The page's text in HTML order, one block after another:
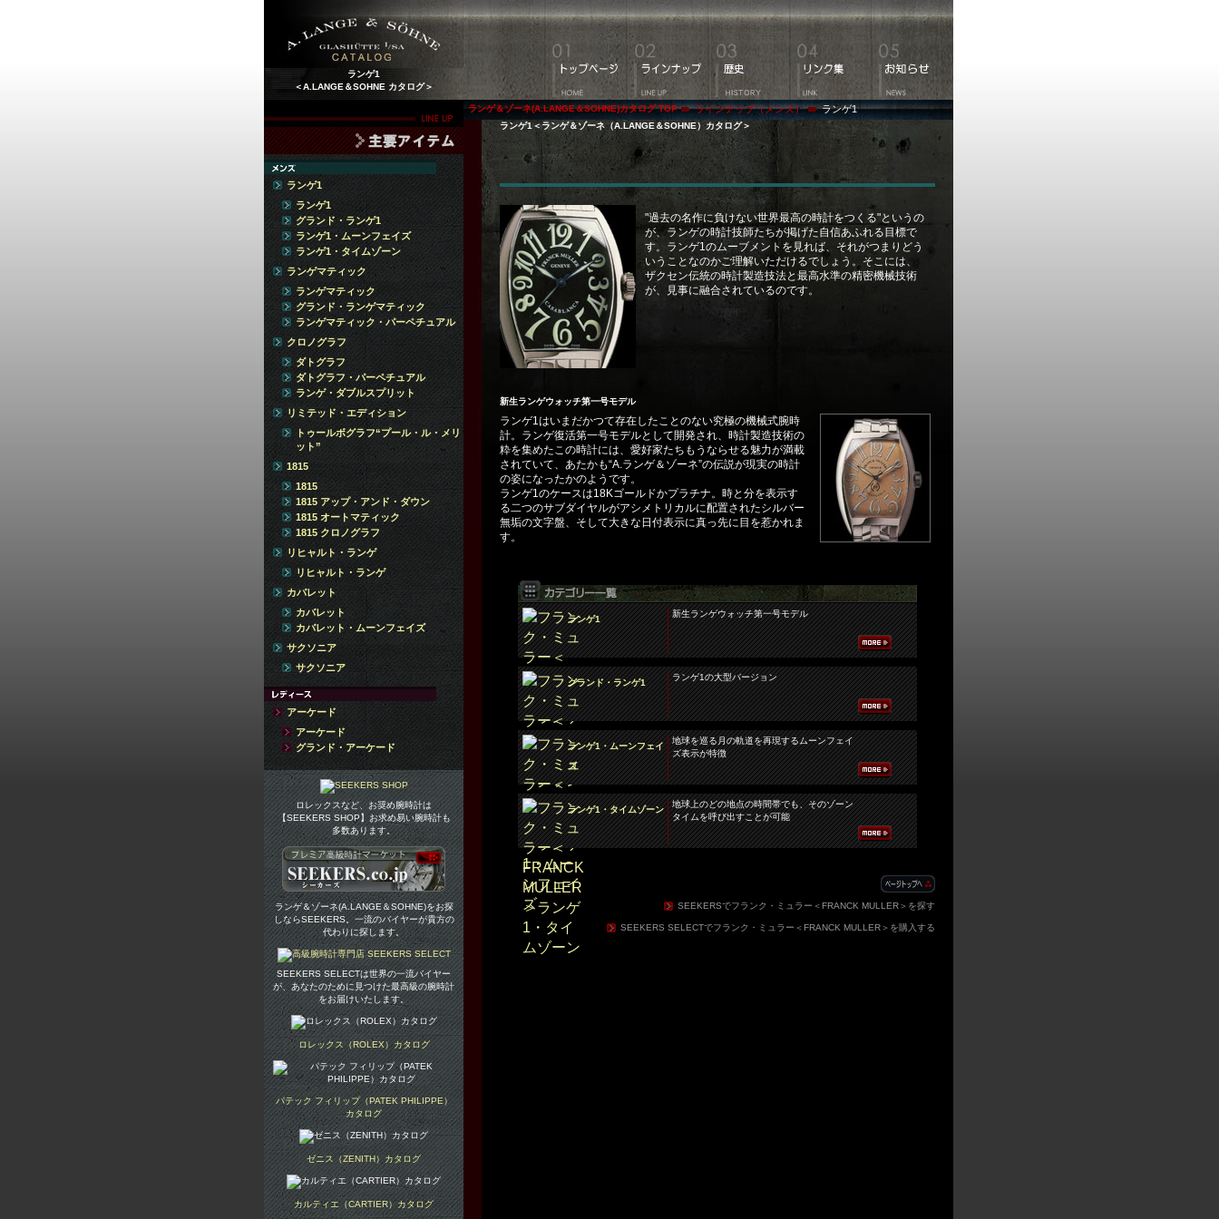
ランゲ1
＜A.LANGE＆SOHNE カタログ＞
ランゲ＆ゾーネ(A.LANGE＆SOHNE)カタログ TOP ラインナップ（メンズ） ランゲ1
ランゲ1＜ランゲ＆ゾーネ（A.LANGE＆SOHNE）カタログ＞
"過去の名作に負けない世界最高の時計をつくる"というの
が、ランゲの時計技師たちが掲げた自信あふれる目標で
す。ランゲ1のムーブメントを見れば、それがつまりどう
いうことなのかご理解いただけるでしょう。そこには、
ザクセン伝統の時計製造技法と最高水準の精密機械技術
が、見事に融合されているのです。
新生ランゲウォッチ第一号モデル
ランゲ1はいまだかつて存在したことのない究極の機械式腕時
計。ランゲ復活第一号モデルとして開発され、時計製造技術の
粋を集めたこの時計には、愛好家たちもうならせる魅力が満載
されていて、あたかも“A.ランゲ＆ゾーネ”の伝説が現実の時計
の姿になったかのようです。
ランゲ1のケースは18Kゴールドかプラチナ。時と分を表示す
る二つのサブダイヤルがアシメトリカルに配置されたシルバー
無垢の文字盤、そして大きな日付表示に真っ先に目を惹かれま
す。
ランゲ1
新生ランゲウォッチ第一号モデル
グランド・ランゲ1
ランゲ1の大型バージョン
ランゲ1・ムーンフェイ
ズ
地球を巡る月の軌道を再現するムーンフェイ
ズ表示が特徴
ランゲ1・タイムゾーン
地球上のどの地点の時間帯でも、そのゾーン
タイムを呼び出すことが可能
SEEKERSでフランク・ミュラー＜FRANCK MULLER＞を探す
SEEKERS SELECTでフランク・ミュラー＜FRANCK MULLER＞を購入する
ランゲ1
ランゲ1
グランド・ランゲ1
ランゲ1・ムーンフェイズ
ランゲ1・タイムゾーン
ランゲマティック
ランゲマティック
グランド・ランゲマティック
ランゲマティック・パーペチュアル
クロノグラフ
ダトグラフ
ダトグラフ・パーペチュアル
ランゲ・ダブルスプリット
リミテッド・エディション
トゥールボグラフ“プール・ル・メリ
ット”
1815
1815
1815 アップ・アンド・ダウン
1815 オートマティック
1815 クロノグラフ
リヒャルト・ランゲ
リヒャルト・ランゲ
カバレット
カバレット
カバレット・ムーンフェイズ
サクソニア
サクソニア
アーケード
アーケード
グランド・アーケード
ロレックスなど、お奨め腕時計は
【SEEKERS SHOP】お求め易い腕時計も
多数あります。
ランゲ＆ゾーネ(A.LANGE＆SOHNE)をお探
しならSEEKERS。一流のバイヤーが貴方の
代わりに探します。
SEEKERS SELECTは世界の一流バイヤー
が、あなたのために見つけた最高級の腕時計
をお届けいたします。
ロレックス（ROLEX）カタログ
パテック フィリップ（PATEK PHILIPPE）
カタログ
ゼニス（ZENITH）カタログ
カルティエ（CARTIER）カタログ